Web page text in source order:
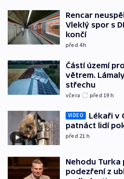
Rencar
Vleklý spor s
končí
před 4h
Částí území
větrem.
střechu
včera před 19 h
VIDEO
Lékaři v
patnáct lidí
před 21 h
Nehodu
podezření z